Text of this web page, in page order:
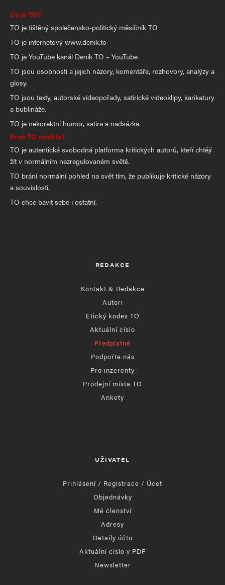
Co je TO?
TO je tištěný společensko-politický měsíčník TO
TO je internetový www.denik.to
TO je YouTube kanál Deník TO – YouTube
TO jsou osobnosti a jejich názory, komentáře, rozhovory, analýzy a
glosy.
TO jsou texty, autorské videopořady, satirické videoklipy, karikatury
a bublináže.
TO je nekorektní humor, satira a nadsázka.
Proč TO vzniklo?
TO je autentická svobodná platforma kritických autorů, kteří chtějí
žít v normálním nezregulovaném světě.
TO brání normální pohled na svět tím, že publikuje kritické názory
a souvislosti.
TO chce bavit sebe i ostatní.
REDAKCE
Kontakt & Redakce
Autoři
Etický kodex TO
Aktuální číslo
Předplatné
Podpořte nás
Pro inzerenty
Prodejní místa TO
Ankety
UŽIVATEL
Přihlášení / Registrace / Účet
Objednávky
Mé členství
Adresy
Detaily účtu
Aktuální číslo v PDF
Newsletter